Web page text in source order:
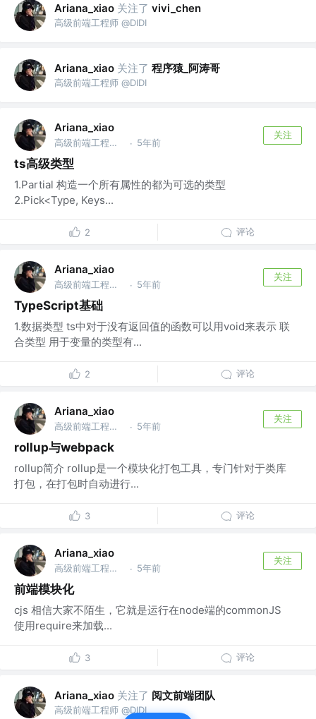
Ariana_xiao 关注了 vivi_chen
高级前端工程师 @DIDI
Ariana_xiao 关注了 程序猿_阿涛哥
高级前端工程师 @DIDI
Ariana_xiao
高级前端工程师 @DIDI · 5年前
关注
ts高级类型
1.Partial 构造一个所有属性的都为可选的类型
2.Pick<Type, Keys...
2 评论
Ariana_xiao
高级前端工程师 @DIDI · 5年前
关注
TypeScript基础
1.数据类型 ts中对于没有返回值的函数可以用void来表示 联
合类型 用于变量的类型有...
2 评论
Ariana_xiao
高级前端工程师 @DIDI · 5年前
关注
rollup与webpack
rollup简介 rollup是一个模块化打包工具，专门针对于类库
打包，在打包时自动进行...
3 评论
Ariana_xiao
高级前端工程师 @DIDI · 5年前
关注
前端模块化
cjs 相信大家不陌生，它就是运行在node端的commonJS
使用require来加载...
3 评论
Ariana_xiao 关注了 阅文前端团队
高级前端工程师 @DIDI